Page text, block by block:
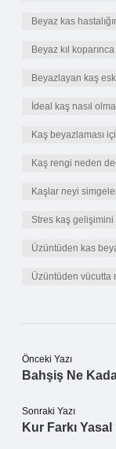
Beyaz kas
Beyaz kıl koparınca
Beyazlayan kaş
İdeal kaş nasıl
Kaş beyazlaması
Kaş rengi neden
Kaşlar neyi
Stres kaş gelişimini
Üzüntüden kas
Üzüntüden vücutta
Önceki Yazı
Bahşiş Ne
Sonraki Yazı
Kur Farkı Yasal